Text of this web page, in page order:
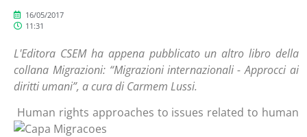
16/05/2017
11:31
L'Editora CSEM ha appena pubblicato un altro libro della
collana Migrazioni: “Migrazioni internazionali - Approcci ai
diritti umani”, a cura di Carmem Lussi.
Human rights approaches to issues related to human